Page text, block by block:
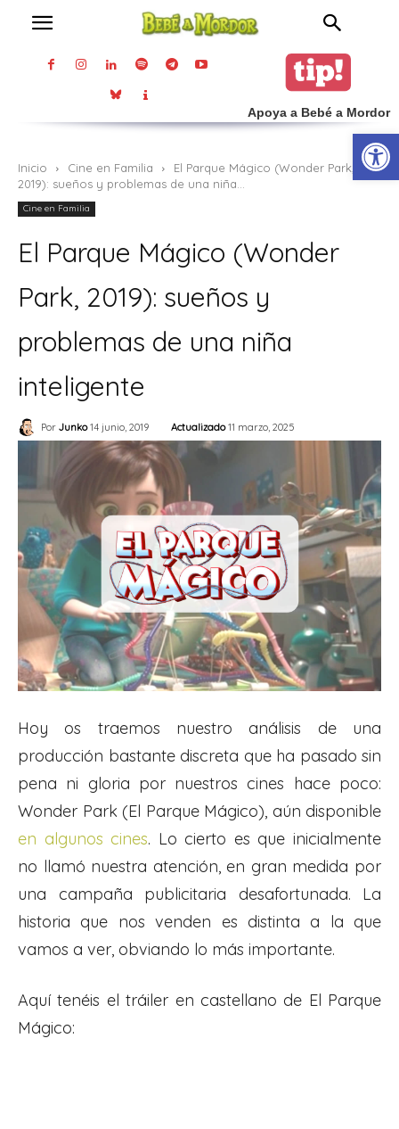
Apoya a Bebé a Mordor
Inicio Cine en Familia
El Parque Mágico (Wonder Park,
2019): sueños y problemas de una niña...
Cine en Familia
El Parque Mágico (Wonder
Park, 2019): sueños y
problemas de una niña
inteligente
Por Junko 14 junio, 2019 Actualizado 11 marzo, 2025
Hoy os traemos nuestro análisis de una
producción bastante discreta que ha pasado sin
pena ni gloria por nuestros cines hace poco:
Wonder Park (El Parque Mágico), aún disponible
en algunos cines. Lo cierto es que inicialmente
no llamó nuestra atención, en gran medida por
una campaña publicitaria desafortunada. La
historia que nos venden es distinta a la que
vamos a ver, obviando lo más importante.
Aquí tenéis el tráiler en castellano de El Parque
Mágico: